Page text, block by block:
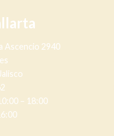
Ascencio 2940
– 18:00